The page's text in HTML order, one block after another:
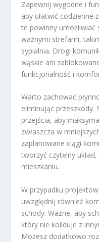
Zapewnij wygodne i
aby ułatwić codzienne
te powinny umożliwiać
ważnymi strefami,
sypialnia. Drogi
wąskie ani
funkcjonalność i
Warto zachować
eliminując przeszkody.
przejścia, aby
zwłaszcza w
zaplanowane ciągi
tworzyć czytelny
mieszkaniu.
W przypadku
uwzględnij również
schody. Ważne, aby
który nie koliduje z
Możesz dodatkowo